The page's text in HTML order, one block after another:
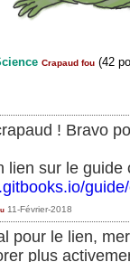
Crapaud fou (42
! Bravo
lien sur le guide
11-Février-2018
pour le lien,
plus